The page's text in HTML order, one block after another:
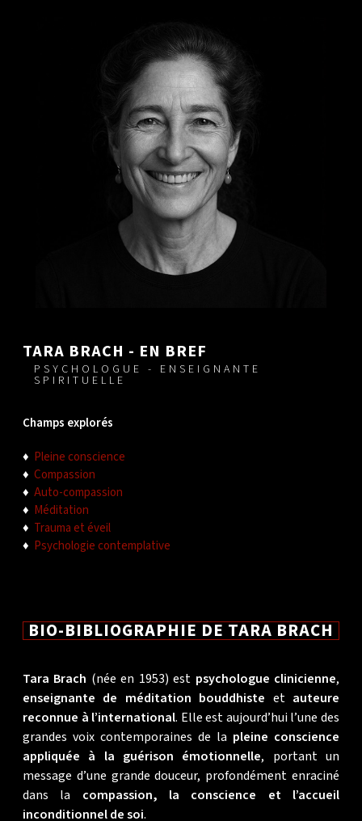
TARA BRACH - EN BREF
PSYCHOLOGUE - ENSEIGNANTE
SPIRITUELLE
Champs explorés
♦ Pleine conscience
♦ Compassion
♦ Auto-compassion
♦ Méditation
♦ Trauma et éveil
♦ Psychologie contemplative
BIO-BIBLIOGRAPHIE DE TARA BRACH
Tara Brach (née en 1953) est psychologue clinicienne,
enseignante de méditation bouddhiste et auteure
reconnue à l’international. Elle est aujourd’hui l’une des
grandes voix contemporaines de la pleine conscience
appliquée à la guérison émotionnelle, portant un
message d’une grande douceur, profondément enraciné
dans la compassion, la conscience et l’accueil
inconditionnel de soi.